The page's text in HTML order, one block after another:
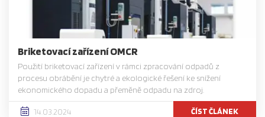
Briketovací zařízení OMCR
Použití briketovací zařízení v rámci zpracování odpadů z
procesu obrábění je chytré a ekologické řešení ke snížení
ekonomického dopadu a přeměně odpadu na zdroj.
14.03.2024 ČÍST ČLÁNEK